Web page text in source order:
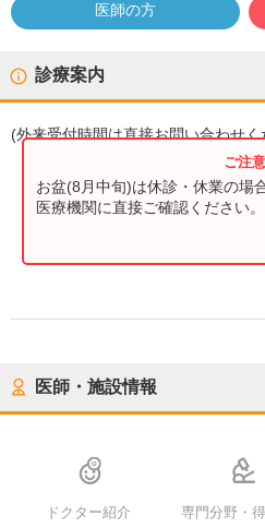
医師の方
診療案内
(外来受付時間は直接お問い合わせく
お盆(8月中旬)は休診・休業の場
医療機関に直接ご確認ください。
医師・施設情報
ドクター紹介 専門分野・